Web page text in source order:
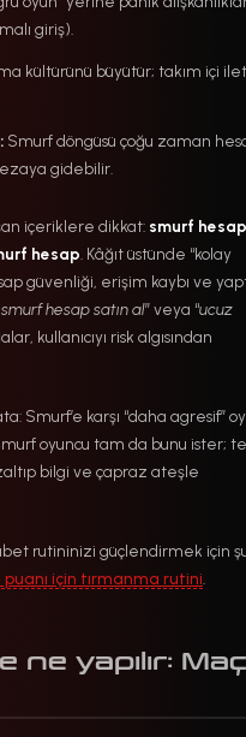
giriş).
kültürünü büyütür; takım içi
Smurf döngüsü çoğu zaman
gidebilir.
içeriklere dikkat: smurf hesap
hesap . Kâğıt üstünde “kolay
güvenliği, erişim kaybı ve
hesap satın al” veya “ucuz
kullanıcıyı risk algısından
Smurf’e karşı “daha agresif”
oyuncu tam da bunu ister;
bilgi ve çapraz ateşle
rutininizi güçlendirmek için
için tırmanma rutini
ne yapılır: